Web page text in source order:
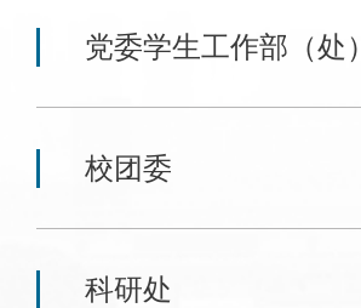
党委学生工作部（处）
校团委
科研处